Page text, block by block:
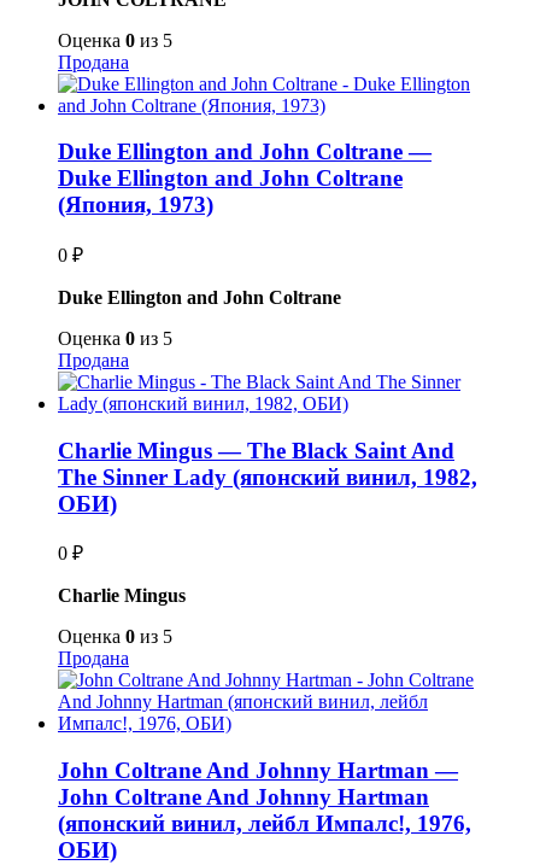
Оценка 0 из 5
Продана
Duke Ellington and John Coltrane —
Duke Ellington and John Coltrane
(Япония, 1973)
0 ₽
Duke Ellington and John Coltrane
Оценка 0 из 5
Продана
Charlie Mingus — The Black Saint And
The Sinner Lady (японский винил, 1982,
ОБИ)
0 ₽
Charlie Mingus
Оценка 0 из 5
Продана
John Coltrane And Johnny Hartman —
John Coltrane And Johnny Hartman
(японский винил, лейбл Импалс!, 1976,
ОБИ)